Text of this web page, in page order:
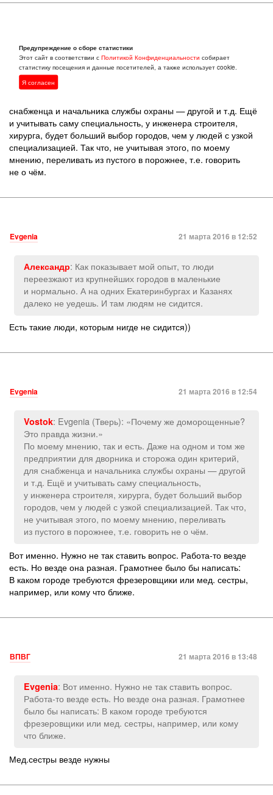
Evgenia (Тверь): «Почему же доморощенные? Это правда
жизни.»
По моему мнению, так и есть. Даже на одном и том же
снабженца и начальника службы охраны — другой и т.д. Ещё
и учитывать саму специальность, у инженера строителя,
хирурга, будет больший выбор городов, чем у людей с узкой
специализацией. Так что, не учитывая этого, по моему
мнению, переливать из пустого в порожнее, т.е. говорить
не о чём.
Evgenia 21 марта 2016 в 12:52
Александр: Как показывает мой опыт, то люди
переезжают из крупнейших городов в маленькие
и нормально. А на одних Екатеринбургах и Казанях
далеко не уедешь. И там людям не сидится.
Есть такие люди, которым нигде не сидится))
Evgenia 21 марта 2016 в 12:54
Vostok: Evgenia (Тверь): «Почему же доморощенные?
Это правда жизни.»
По моему мнению, так и есть. Даже на одном и том же
предприятии для дворника и сторожа один критерий,
для снабженца и начальника службы охраны — другой
и т.д. Ещё и учитывать саму специальность,
у инженера строителя, хирурга, будет больший выбор
городов, чем у людей с узкой специализацией. Так что,
не учитывая этого, по моему мнению, переливать
из пустого в порожнее, т.е. говорить не о чём.
Вот именно. Нужно не так ставить вопрос. Работа-то везде
есть. Но везде она разная. Грамотнее было бы написать:
В каком городе требуются фрезеровщики или мед. сестры,
например, или кому что ближе.
ВПВГ 21 марта 2016 в 13:48
Evgenia: Вот именно. Нужно не так ставить вопрос.
Работа-то везде есть. Но везде она разная. Грамотнее
было бы написать: В каком городе требуются
фрезеровщики или мед. сестры, например, или кому
что ближе.
Мед.сестры везде нужны
Предупреждение о сборе статистики
Этот сайт в соответствии сПолитикой Конфиденциальности собирает
статистику посещения и данные посетителей, а также использует cookie.
Я согласен